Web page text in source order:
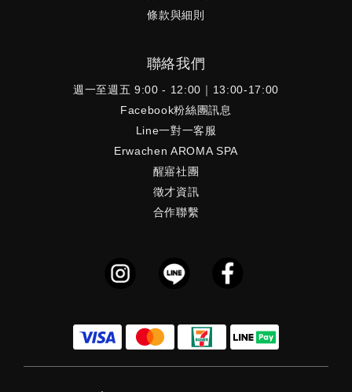
條款與細則
聯絡我們
週一至週五 9:00 - 12:00｜13:00-17:00
Facebook粉絲團訊息
Line一對一客服
Erwachen AROMA SPA
醒寤社團
徵才資訊
合作聯繫